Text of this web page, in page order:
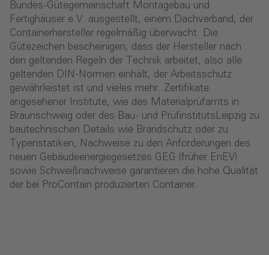
Bundes-Gütegemeinschaft Montagebau und
Fertighäuser e.V. ausgestellt, einem Dachverband, der
Containerhersteller regelmäßig überwacht. Die
Gütezeichen bescheinigen, dass der Hersteller nach
den geltenden Regeln der Technik arbeitet, also alle
geltenden DIN-Normen einhält, der Arbeitsschutz
gewährleistet ist und vieles mehr. Zertifikate
angesehener Ins­titute, wie des Materialprüfamts in
Braunschweig oder des Bau- und PrüfinstitutsLeipzig zu
bautechnischen Details wie Brandschutz oder zu
Typenstatiken, Nachweise zu den Anfor­derungen des
neuen Gebäudeenergiegesetzes GEG (früher EnEV)
sowie Schweißnachweise garantieren die hohe Qualität
der bei ProContain produzierten Container.